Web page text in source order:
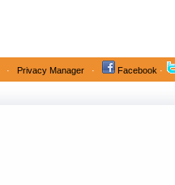
· Privacy Manager · Facebook ·